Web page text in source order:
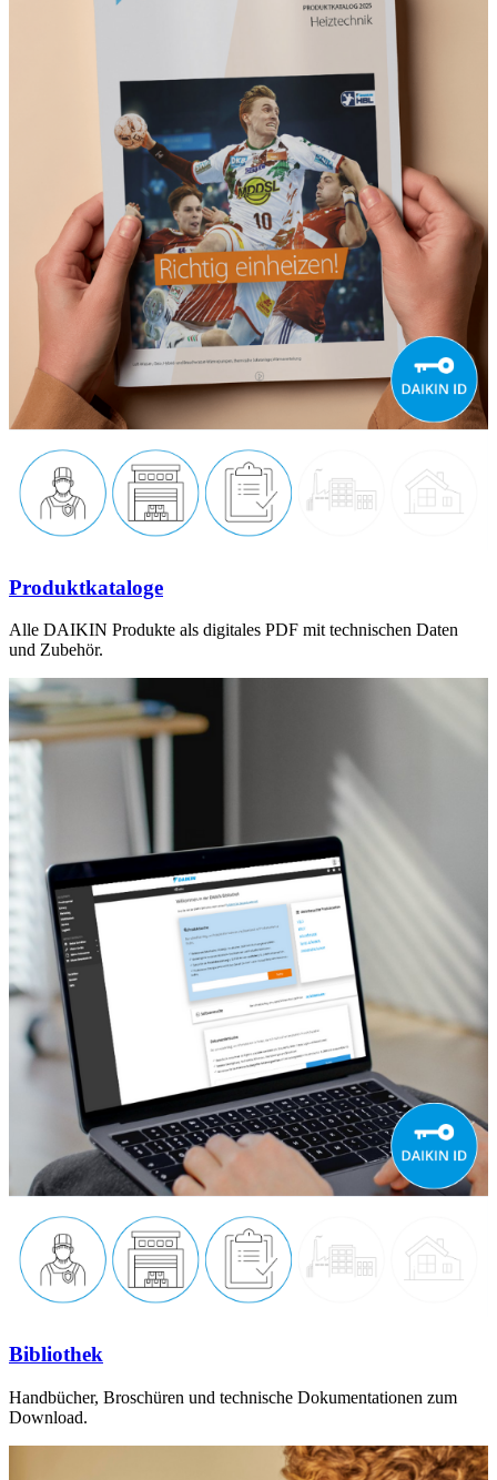
Produktkataloge
Alle DAIKIN Produkte als digitales PDF mit technischen Daten
und Zubehör.
Bibliothek
Handbücher, Broschüren und technische Dokumentationen zum
Download.